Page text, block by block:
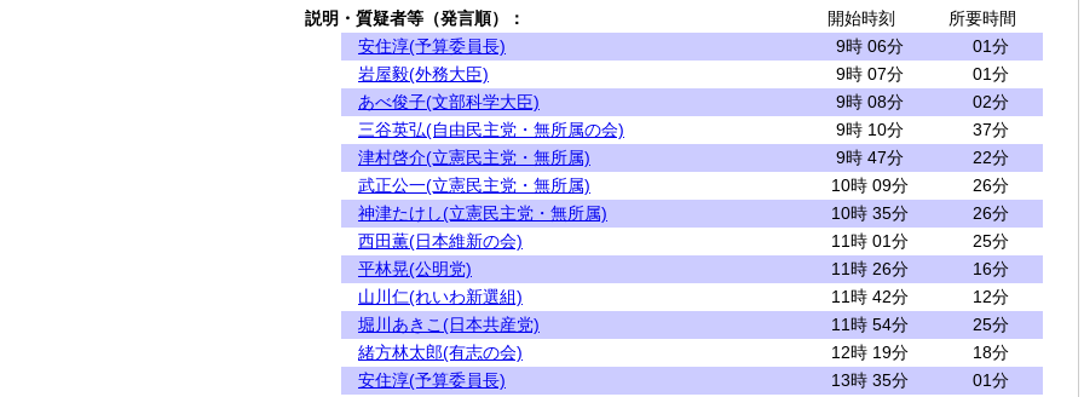
説明・質疑者等（発言順）： 開始時刻
所要時間
安住淳(予算委員長)
9時 06分
01分
岩屋毅(外務大臣)
9時 07分
01分
あべ俊子(文部科学大臣)
9時 08分
02分
三谷英弘(自由民主党・無所属の会)
9時 10分
37分
津村啓介(立憲民主党・無所属)
9時 47分
22分
武正公一(立憲民主党・無所属)
10時 09分
26分
神津たけし(立憲民主党・無所属)
10時 35分
26分
西田薫(日本維新の会)
11時 01分
25分
平林晃(公明党)
11時 26分
16分
山川仁(れいわ新選組)
11時 42分
12分
堀川あきこ(日本共産党)
11時 54分
25分
緒方林太郎(有志の会)
12時 19分
18分
安住淳(予算委員長)
13時 35分
01分